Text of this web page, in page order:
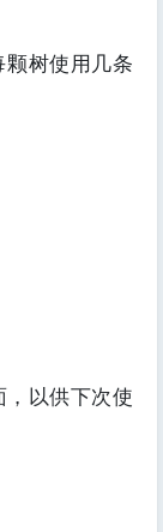
树使用几条
，以供下次使